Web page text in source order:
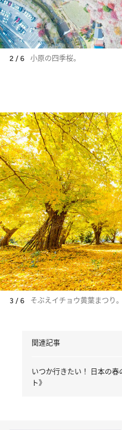
2 / 6 小原の四季桜。
3 / 6 そぶえイチョウ黄葉まつり。
関連記事
いつか行きたい！ 日本の
ト》